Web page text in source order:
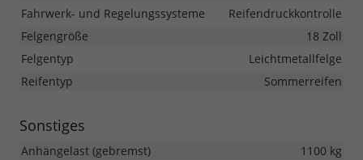
Fahrwerk- und Regelungssysteme
Reifendruckkontrolle
Felgengröße
18 Zoll
Felgentyp
Leichtmetallfelge
Reifentyp
Sommerreifen
Sonstiges
Anhängelast (gebremst)
1100 kg